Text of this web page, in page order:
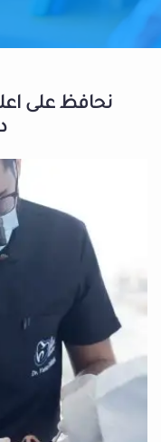
نحافظ على